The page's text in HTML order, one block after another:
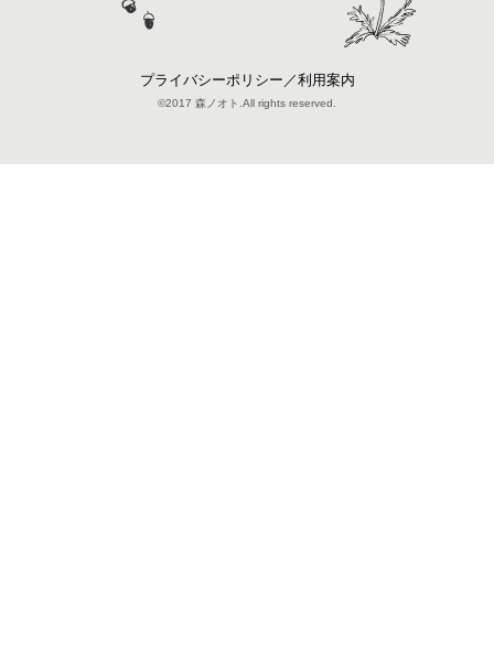
プライバシーポリシー／利用案内
©2017 森ノオト.All rights reserved.